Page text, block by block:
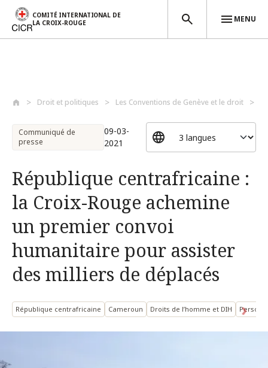
COMITÉ INTERNATIONAL DE
LA CROIX-ROUGE
MENU
Droit et politiques Les Conventions de Genève et le droit
Communiqué de
presse
09-03-
2021
République centrafricaine :
la Croix-Rouge achemine
un premier convoi
humanitaire pour assister
des milliers de déplacés
République centrafricaine Cameroun Droits de l’homme et DIH